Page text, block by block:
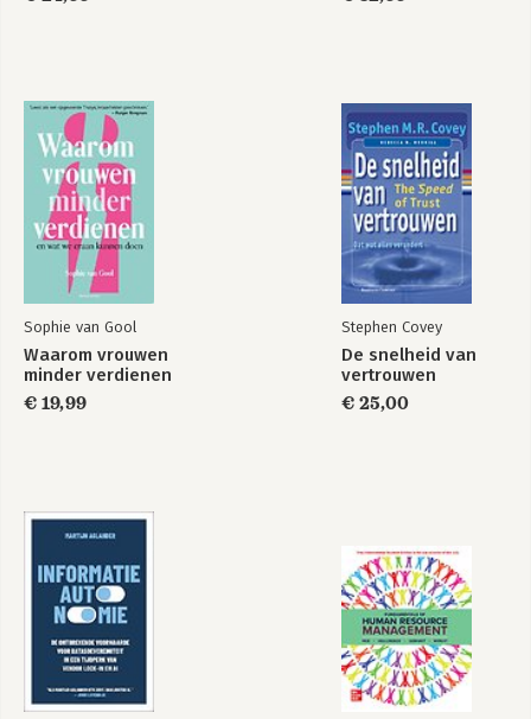
Sophie van Gool
Waarom vrouwen
minder verdienen
€ 19,99
Stephen Covey
De snelheid van
vertrouwen
€ 25,00